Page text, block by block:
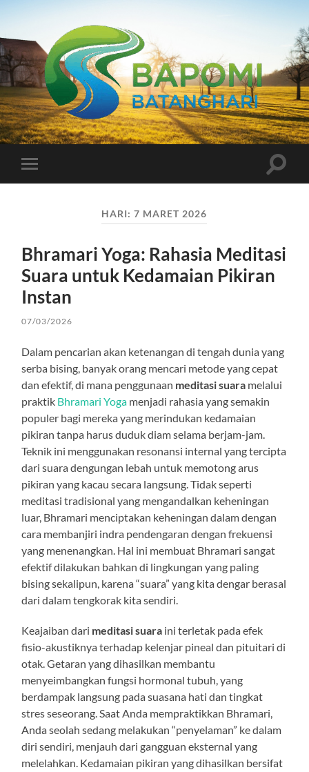
Bapomi
Batanghari
Toggle
mobile
Toggle
HARI:7 MARET 2026
Bhramari Yoga: Rahasia Meditasi
Suara untuk Kedamaian Pikiran
Instan
07/03/2026
Dalam pencarian akan ketenangan di tengah dunia yang
serba bising, banyak orang mencari metode yang cepat
dan efektif, di mana penggunaan meditasi suara melalui
praktik Bhramari Yoga menjadi rahasia yang semakin
populer bagi mereka yang merindukan kedamaian
pikiran tanpa harus duduk diam selama berjam-jam.
Teknik ini menggunakan resonansi internal yang tercipta
dari suara dengungan lebah untuk memotong arus
pikiran yang kacau secara langsung. Tidak seperti
meditasi tradisional yang mengandalkan keheningan
luar, Bhramari menciptakan keheningan dalam dengan
cara membanjiri indra pendengaran dengan frekuensi
yang menenangkan. Hal ini membuat Bhramari sangat
efektif dilakukan bahkan di lingkungan yang paling
bising sekalipun, karena “suara” yang kita dengar berasal
dari dalam tengkorak kita sendiri.
Keajaiban dari meditasi suara ini terletak pada efek
fisio-akustiknya terhadap kelenjar pineal dan pituitari di
otak. Getaran yang dihasilkan membantu
menyeimbangkan fungsi hormonal tubuh, yang
berdampak langsung pada suasana hati dan tingkat
stres seseorang. Saat Anda mempraktikkan Bhramari,
Anda seolah sedang melakukan “penyelaman” ke dalam
diri sendiri, menjauh dari gangguan eksternal yang
melelahkan. Kedamaian pikiran yang dihasilkan bersifat